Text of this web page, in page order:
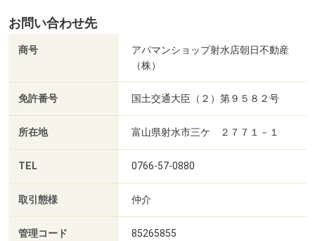
お問い合わせ先
商号
アパマンショップ射水店朝日不動産
（株）
免許番号 国土交通大臣（２）第９５８２号
所在地 富山県射水市三ケ ２７７１－１
TEL 0766-57-0880
取引態様 仲介
管理コード 85265855